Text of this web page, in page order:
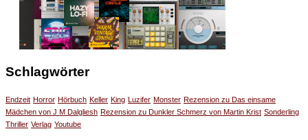
Schlagwörter
Endzeit Horror Hörbuch Keller King Luzifer Monster Rezension zu Das einsame
Mädchen von J M Dalgliesh Rezension zu Dunkler Schmerz von Martin Krist Sonderling
Thriller Verlag Youtube